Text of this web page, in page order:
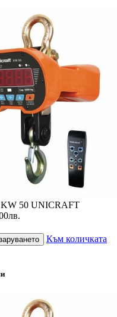
KW 50 UNICRAFT
Към количката